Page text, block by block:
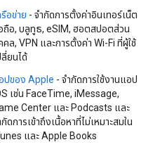
รือข่าย - จํากัดการตั้งค่าอินเทอร์เน็ต
ถือ, บลูทูธ, eSIM, ฮอตสปอตส่วน
คล, VPN และการตั้งค่า Wi-Fi ที่ผู้ใช้
ลี่ยนได้
ปของ Apple - จำกัดการใช้งานแอป
เช่น FaceTime, iMessage,
Center และ Podcasts และ
กัดการเข้าถึงเนื้อหาที่ไม่เหมาะสมใน
และ Apple Books